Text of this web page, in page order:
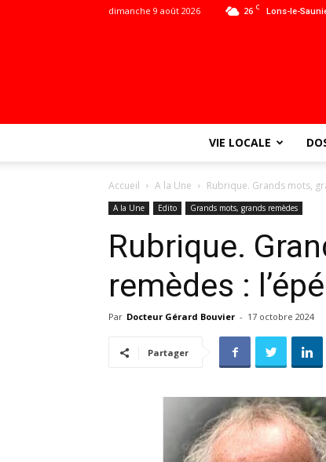
26 C Lons-le-
dimanche 9 août 2026
VIE LOCALE
Accueil A la Une Rubrique. Grands mots,
A la Une Edito Grands mots, grands remèdes
Rubrique.
remèdes :
Par Docteur Gérard Bouvier - 17 octobre 2024
Partager